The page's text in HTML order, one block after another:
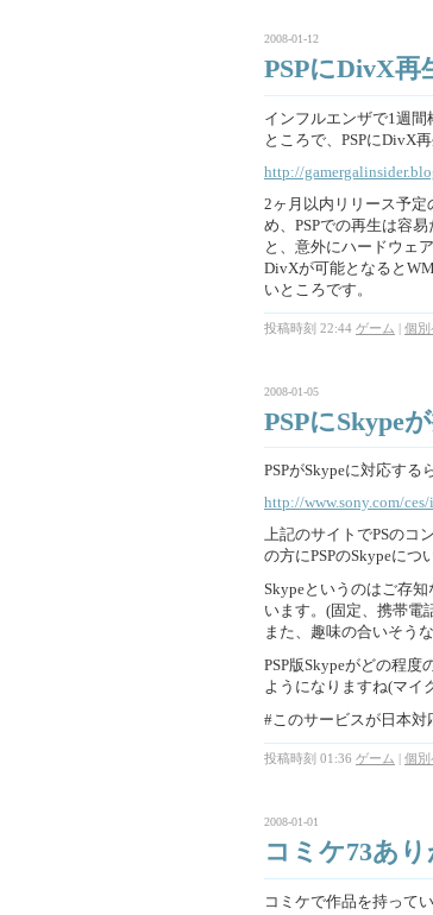
2008-01-12
PSPにDivX再
インフルエンザで1週
ところで、PSPにDivX
http://
2ヶ月以内リリース予定
め、PSPでの再生は容
と、意外にハードウェ
DivXが可能となると
いところです。
投稿時刻 22:44 ゲーム | 個別
2008-01-05
PSPにSkype
PSPがSkypeに対応する
http://www.sony.com/
上記のサイトでPSのコ
の方にPSPのSkypeにつ
Skypeというのはご存
います。(固定、携帯電
また、趣味の合いそう
PSP版Skypeがどの程
ようになりますね(マイ
#このサービスが日本対
投稿時刻 01:36 ゲーム 個別
2008-01-01
コミケ73あ
コミケで作品を持って